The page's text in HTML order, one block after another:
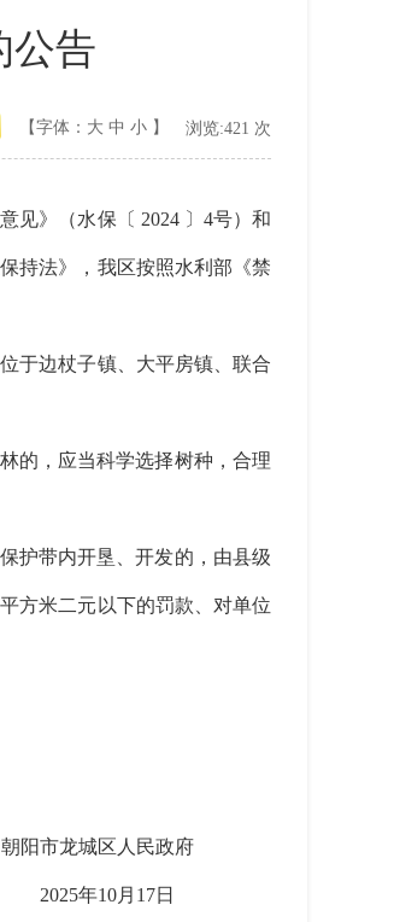
公告
【字体： 大 中 小 】 浏览:421 次
》（水保〔 2024 〕4号）和
持法》，我区按照水利部《禁
于边杖子镇、大平房镇、联合
的，应当科学选择树种，合理
护带内开垦、开发的，由县级
方米二元以下的罚款、对单位
市龙城区人民政府
2025年10月17日